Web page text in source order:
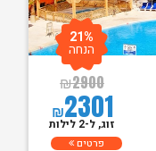
₪2900
₪2301
21%
הנחה
זוג, ל-2 לילות
פרטים